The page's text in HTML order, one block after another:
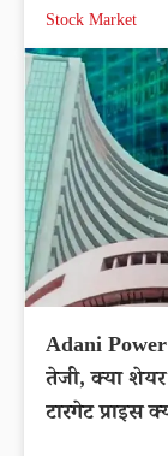
Stock Market
Adani
तेजी, क्या
टारगेट प्राइस